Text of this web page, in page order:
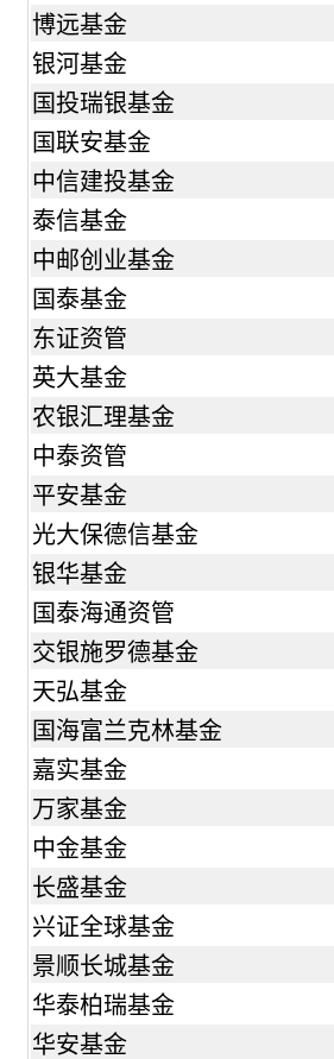
博远基金
银河基金
国投瑞银基金
国联安基金
中信建投基金
泰信基金
中邮创业基金
国泰基金
东证资管
英大基金
农银汇理基金
中泰资管
平安基金
光大保德信基金
银华基金
国泰海通资管
交银施罗德基金
天弘基金
国海富兰克林基金
嘉实基金
万家基金
中金基金
长盛基金
兴证全球基金
景顺长城基金
华泰柏瑞基金
华安基金